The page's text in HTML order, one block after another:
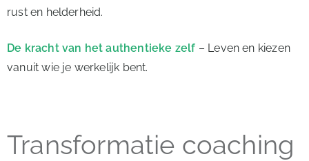
rust en helderheid.
De kracht van het authentieke zelf – Leven en kiezen
vanuit wie je werkelijk bent.
Transformatie coaching